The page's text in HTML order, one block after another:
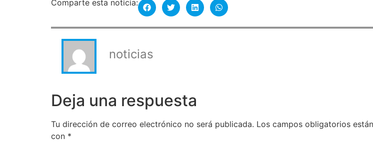
Comparte esta noticia:
noticias
Deja una respuesta
Tu dirección de correo electrónico no será publicada. Los campos obligatorios
con *